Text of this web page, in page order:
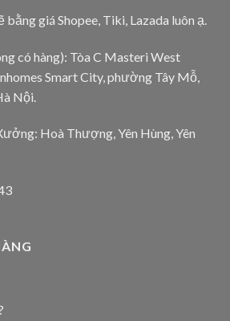
bằng giáShopee Tiki Lazada luôn ạ.
có hàng): Tòa C Masteri West
Smart City, phường Tây Mỗ,
Nội.
Hoà Thượng, Yên Hùng, Yên